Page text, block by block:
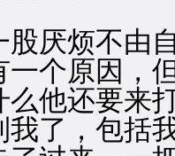
烦不由自
一个原因，
么他还要来
，包括我